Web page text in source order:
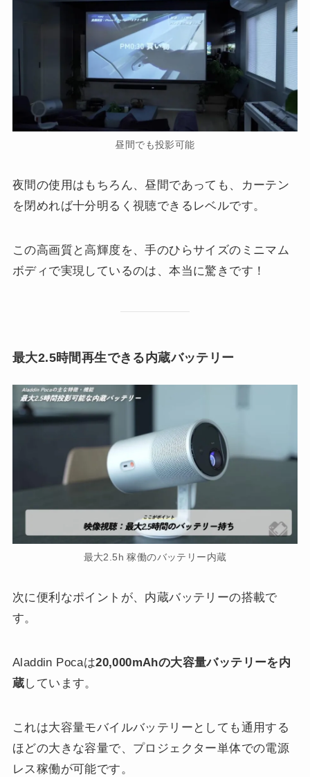
昼間でも投影可能
夜間の使用はもちろん、昼間であっても、カーテン
を閉めれば十分明るく視聴できるレベルです。
この高画質と高輝度を、手のひらサイズのミニマム
ボディで実現しているのは、本当に驚きです！
最大2.5時間再生できる内蔵バッテリー
最大2.5h 稼働のバッテリー内蔵
次に便利なポイントが、内蔵バッテリーの搭載で
す。
Aladdin Pocaは20,000mAhの大容量バッテリーを内
蔵しています。
これは大容量モバイルバッテリーとしても通用する
ほどの大きな容量で、プロジェクター単体での電源
レス稼働が可能です。